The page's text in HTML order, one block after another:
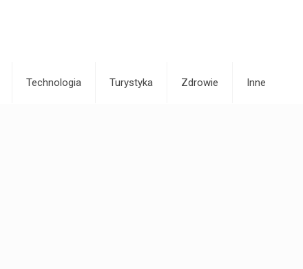
Technologia Turystyka Zdrowie Inne